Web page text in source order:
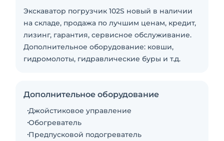
Экскаватор погрузчик 102S новый в наличии
на складе, продажа по лучшим ценам, кредит,
лизинг, гарантия, сервисное обслуживание.
Дополнительное оборудование: ковши,
гидромолоты, гидравлические буры и т.д.
Дополнительное оборудование
Джойстиковое управление
Обогреватель
Предпусковой подогреватель